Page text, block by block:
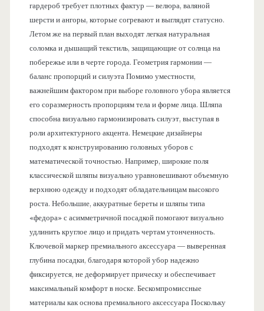
гардероб требует плотных фактур — велюра, валяной
шерсти и ангоры, которые согревают и выглядят статусно.
Летом же на первый план выходят легкая натуральная
соломка и дышащий текстиль, защищающие от солнца на
побережье или в черте города. Геометрия гармонии —
баланс пропорций и силуэта Помимо уместности,
важнейшим фактором при выборе головного убора является
его соразмерность пропорциям тела и форме лица. Шляпа
способна визуально гармонизировать силуэт, выступая в
роли архитектурного акцента. Немецкие дизайнеры
подходят к конструированию головных уборов с
математической точностью. Например, широкие поля
классической шляпы визуально уравновешивают объемную
верхнюю одежду и подходят обладательницам высокого
роста. Небольшие, аккуратные береты и шляпы типа
«федора» с асимметричной посадкой помогают визуально
удлинить круглое лицо и придать чертам утонченность.
Ключевой маркер премиального аксессуара — выверенная
глубина посадки, благодаря которой убор надежно
фиксируется, не деформирует прическу и обеспечивает
максимальный комфорт в носке. Бескомпромиссные
материалы как основа премиального аксессуара Поскольку